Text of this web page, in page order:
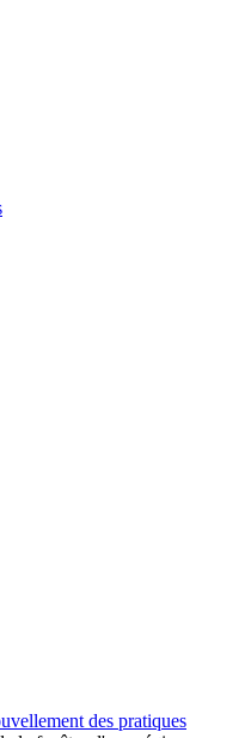
des pratiques